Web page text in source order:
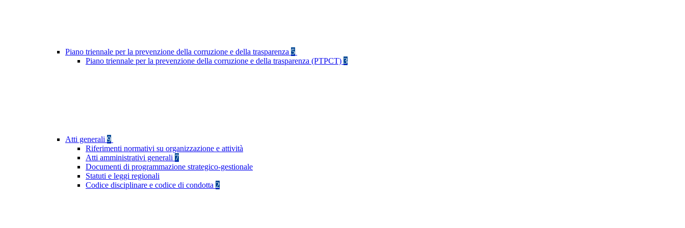
Piano triennale per la prevenzione della corruzione e della trasparenza 5
Piano triennale per la prevenzione della corruzione e della trasparenza (PTPCT) 3
Atti generali 9
Riferimenti normativi su organizzazione e attività
Atti amministrativi generali 7
Documenti di programmazione strategico-gestionale
Statuti e leggi regionali
Codice disciplinare e codice di condotta 2